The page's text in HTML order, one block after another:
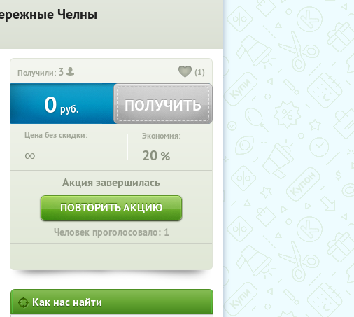
Челны
Получили: 3 (1)
0 руб. ПОЛУЧИТЬ
Цена без скидки:
∞
Экономия:
20 %
Акция завершилась
ПОВТОРИТЬ АКЦИЮ
Человек проголосовало: 1
Как нас найти